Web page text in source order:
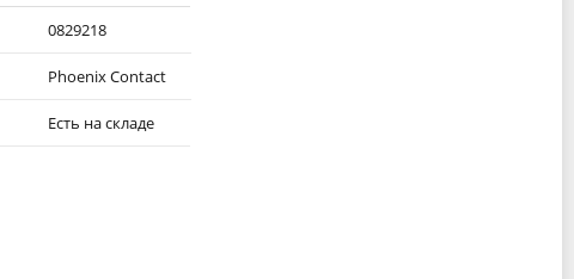
0829218
Phoenix Contact
Есть на складе